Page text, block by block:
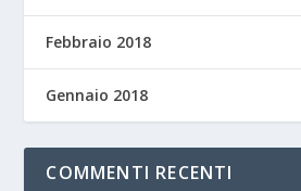
Febbraio 2018
Gennaio 2018
COMMENTI RECENTI